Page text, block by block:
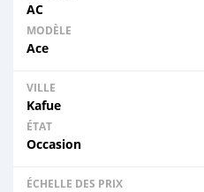
AC
MODÈLE
Ace
VILLE
Kafue
ÉTAT
Occasion
ÉCHELLE DES PRIX